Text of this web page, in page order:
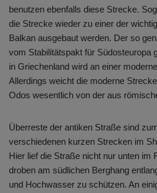
benutzen ebenfalls diese Strecke.
die Strecke wieder zu einer der
Balkan ausgebaut werden. Der so
vom Stabilitätspakt für Südosteuropa
in Griechenland wird an einer
Allerdings weicht die moderne
Odos wesentlich von der aus
Überreste der antiken Straße sind
verschiedenen kurzen Strecken im
Hier lief die Straße nicht nur unten im
droben am südlichen Berghang
und Hochwasser zu schützen. An